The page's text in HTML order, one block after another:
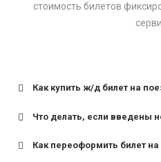
стоимость билетов
Как купить ж/д билет на
Что делать, если введены
Как переоформить билет на